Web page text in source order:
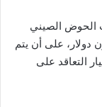
الحوض الصيني
دولار، على أن يتم
التعاقد على